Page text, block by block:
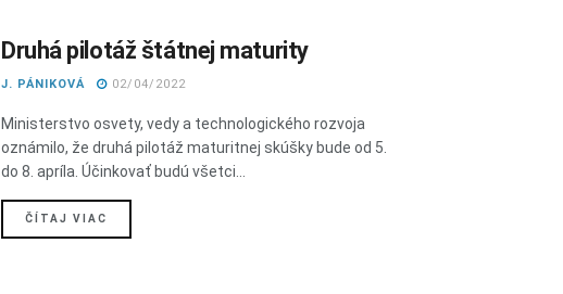
Druhá pilotáž štátnej maturity
J. PÁNIKOVÁ 02/04/2022
Ministerstvo osvety, vedy a technologického rozvoja
oznámilo, že druhá pilotáž maturitnej skúšky bude od 5.
do 8. apríla. Účinkovať budú všetci...
ČÍTAJ VIAC